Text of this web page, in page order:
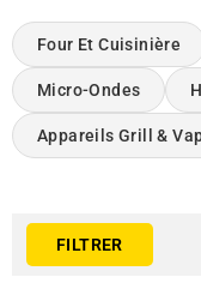
Four Et Cuisinière
Micro-Ondes
Appareils Grill &
FILTRER